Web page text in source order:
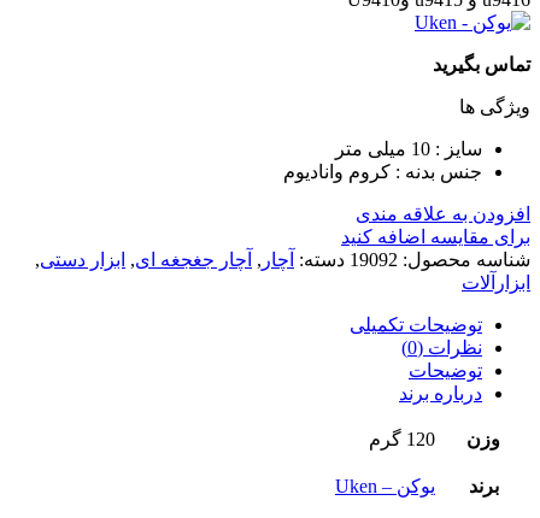
تماس بگیرید
ویژگی ها
سایز : 10 میلی متر
جنس بدنه : کروم وانادیوم
افزودن به علاقه مندی
برای مقایسه اضافه کنید
شناسه محصول: 19092 دسته: آچار , آچار جغجغه ای, ابزار دستی,
ابزارآلات
توضیحات تکمیلی
نظرات (0)
توضیحات
درباره برند
وزن 120 گرم
برند یوکن – Uken